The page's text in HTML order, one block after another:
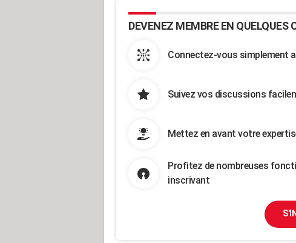
DEVENEZ MEMBRE EN QUELQUES
Connectez-vous simplement
Suivez vos discussions
Mettez en avant votre
Profitez de nombreuses
inscrivant